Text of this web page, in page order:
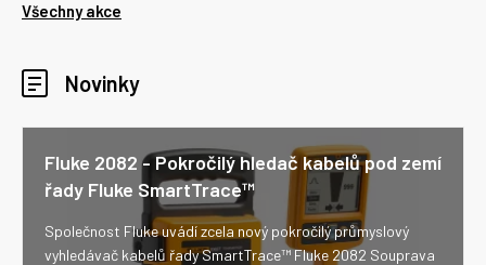
Všechny akce
Novinky
Fluke 2082 - Pokročilý hledač kabelů pod zemí
řady Fluke SmartTrace™
Společnost Fluke uvádí zcela nový pokročilý průmyslový
vyhledávač kabelů řady SmartTrace™ Fluke 2082 Souprava